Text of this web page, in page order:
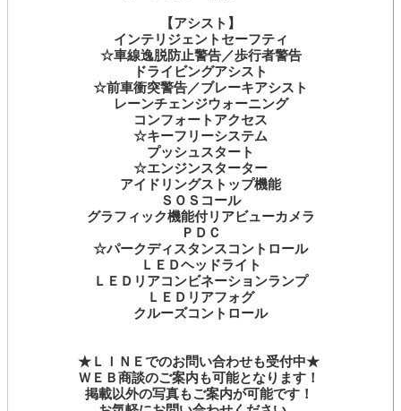
【アシスト】
インテリジェントセーフティ
☆車線逸脱防止警告／歩行者警告
ドライビングアシスト
☆前車衝突警告／ブレーキアシスト
レーンチェンジウォーニング
コンフォートアクセス
☆キーフリーシステム
プッシュスタート
☆エンジンスターター
アイドリングストップ機能
ＳＯＳコール
グラフィック機能付リアビューカメラ
ＰＤＣ
☆パークディスタンスコントロール
ＬＥＤヘッドライト
ＬＥＤリアコンビネーションランプ
ＬＥＤリアフォグ
クルーズコントロール
★ＬＩＮＥでのお問い合わせも受付中★
ＷＥＢ商談のご案内も可能となります！
掲載以外の写真もご案内が可能です！